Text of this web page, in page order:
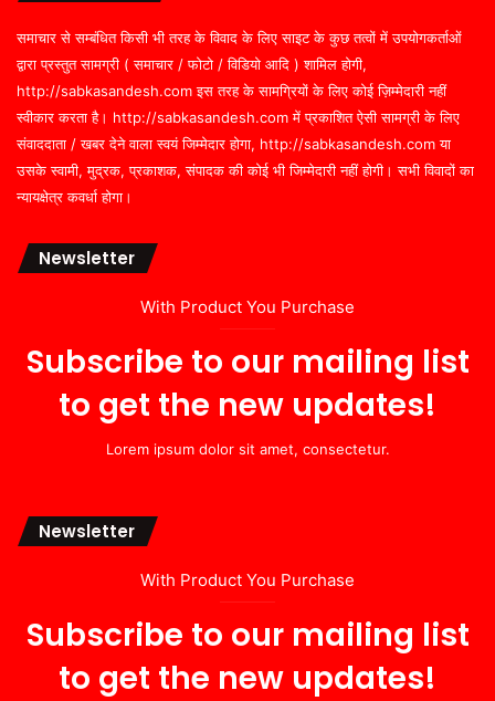
समाचार से सम्बंधित किसी भी तरह के विवाद के लिए साइट के कुछ तत्वों में उपयोगकर्ताओं
द्वारा प्रस्तुत सामग्री ( समाचार / फोटो / विडियो आदि ) शामिल होगी,
http://sabkasandesh.com इस तरह के सामग्रियों के लिए कोई ज़िम्मेदारी नहीं
स्वीकार करता है। http://sabkasandesh.com में प्रकाशित ऐसी सामग्री के लिए
संवाददाता / खबर देने वाला स्वयं जिम्मेदार होगा, http://sabkasandesh.com या
उसके स्वामी, मुद्रक, प्रकाशक, संपादक की कोई भी जिम्मेदारी नहीं होगी। सभी विवादों का
न्यायक्षेत्र कवर्धा होगा।
Newsletter
With Product You Purchase
Subscribe to our mailing list
to get the new updates!
Lorem ipsum dolor sit amet, consectetur.
Newsletter
With Product You Purchase
Subscribe to our mailing list
to get the new updates!